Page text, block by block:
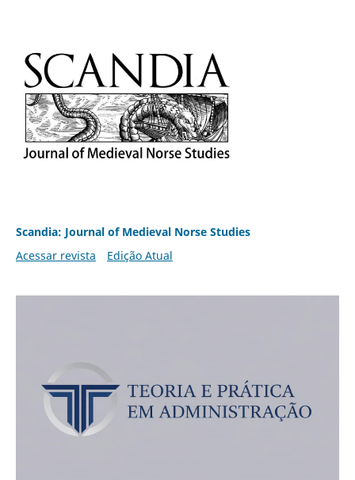
Scandia: Journal of Medieval Norse Studies
Acessar revista
Edição Atual